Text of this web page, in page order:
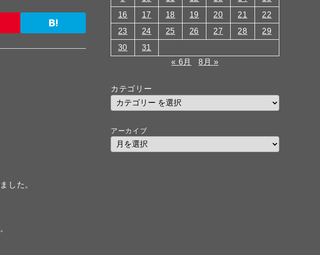
した。
16
17 18 19 20 21
22
23
24 25 26 27 28
29
30
31
« 6月
8月 »
カテゴリー
アーカイブ